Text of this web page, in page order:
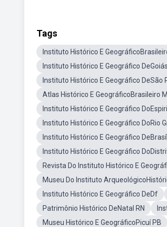
Tags
Instituto Histórico E
Instituto Histórico E Geográfico
Instituto Histórico E Geográfico DeSão
Atlas Histórico E GeográficoBrasileiro
Instituto Histórico E Geográfico
Instituto Histórico E Geográfico DoRio
Instituto Histórico E Geográfico
Instituto Histórico E Geográfico
Revista Do Instituto Histórico E
Museu Do Instituto
Instituto Histórico E Geográfico DeDf
Patrimônio Histórico DeNatal RN
Museu Histórico E GeográficoPicuí PB